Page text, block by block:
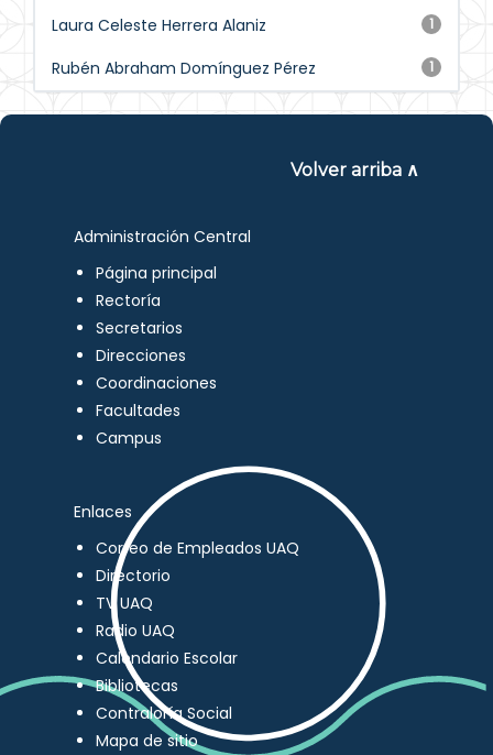
1
Laura Celeste Herrera Alaniz
1
Rubén Abraham Domínguez Pérez
Volver arriba ∧
Administración Central
Página principal
Rectoría
Secretarios
Direcciones
Coordinaciones
Facultades
Campus
Enlaces
Correo de Empleados UAQ
Directorio
TV UAQ
Radio UAQ
Calendario Escolar
Bibliotecas
Contraloría Social
Mapa de sitio